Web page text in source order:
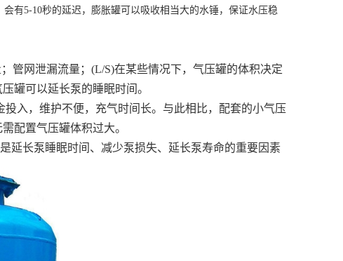
有5-10秒的延迟， 膨胀罐可以吸收相当大的水锤，保证水压稳
管网泄漏流量；(L/S)在某些情况下，气压罐的体积决定
罐可以延长泵的睡眠时间。
入，维护不便，充气时间长。与此相比，配套的小气压
配置气压罐体积过大。
延长泵睡眠时间、减少泵损失、延长泵寿命的重要因素